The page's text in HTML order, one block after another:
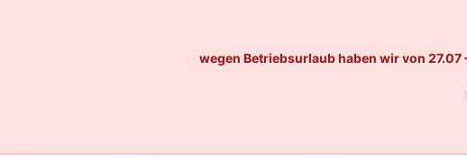
wegen Betriebsurlaub haben wir von